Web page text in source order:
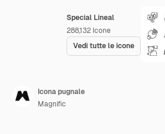
Special Lineal
288,132 Icone
Vedi tutte le icone
Icona pugnale
Magnific